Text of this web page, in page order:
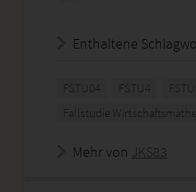
Enthaltene
FSTU04 FSTU4
Fallstudie
Mehr von JKS83